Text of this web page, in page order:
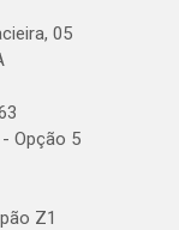
05
Opção 5
Z1